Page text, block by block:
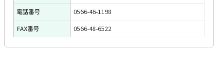
電話番号
0566-46-1198
FAX番号
0566-48-6522